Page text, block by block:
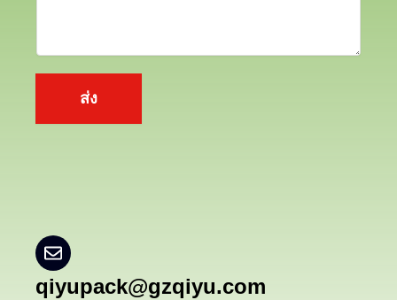
า
ส่ง
qiyupack@gzqiyu.com